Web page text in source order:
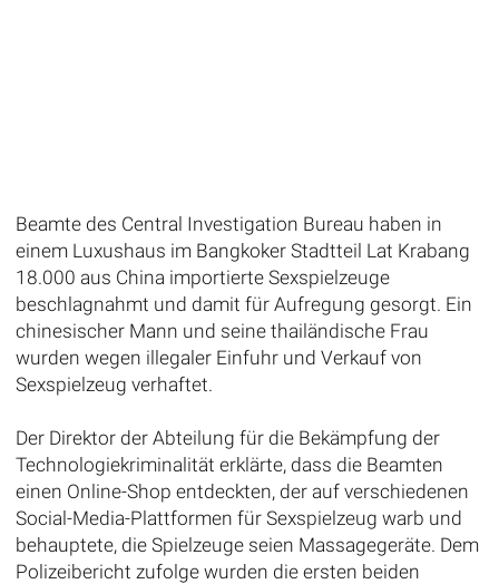
Beamte des Central Investigation Bureau haben in
einem Luxushaus im Bangkoker Stadtteil Lat Krabang
18.000 aus China importierte Sexspielzeuge
beschlagnahmt und damit für Aufregung gesorgt. Ein
chinesischer Mann und seine thailändische Frau
wurden wegen illegaler Einfuhr und Verkauf von
Sexspielzeug verhaftet.
Der Direktor der Abteilung für die Bekämpfung der
Technologiekriminalität erklärte, dass die Beamten
einen Online-Shop entdeckten, der auf verschiedenen
Social-Media-Plattformen für Sexspielzeug warb und
behauptete, die Spielzeuge seien Massagegeräte. Dem
Polizeibericht zufolge wurden die ersten beiden